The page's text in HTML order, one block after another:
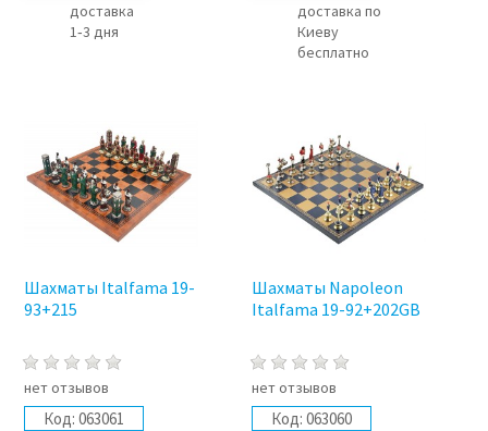
доставка
1‑3 дня
доставка по
Киеву
бесплатно
Шахматы Italfama 19-
93+215
нет отзывов
Код: 063061
Шахматы Napoleon
Italfama 19-92+202GB
нет отзывов
Код: 063060